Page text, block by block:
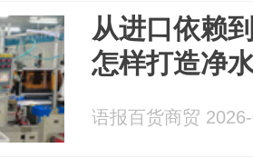
从进口依赖
怎样打造净
语报百货商贸